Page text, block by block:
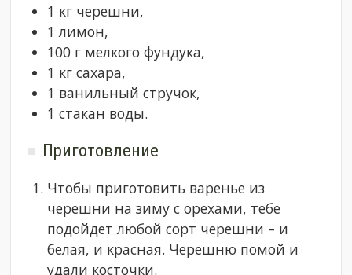
1 кг черешни,
1 лимон,
100 г мелкого фундука,
1 кг сахара,
1 ванильный стручок,
1 стакан воды.
Приготовление
Чтобы приготовить варенье из
черешни на зиму с орехами, тебе
подойдет любой сорт черешни – и
белая, и красная. Черешню помой и
удали косточки.